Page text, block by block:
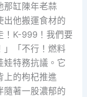
那缸陳年老蒜
出他搬運食材的
！K-999！我們要
」「不行！燃料
娃特務抗議。它
上的枸杞推進
隨著一股濃郁的